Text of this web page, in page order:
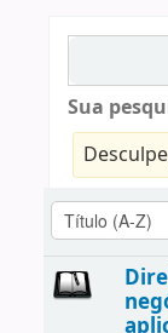
Sua